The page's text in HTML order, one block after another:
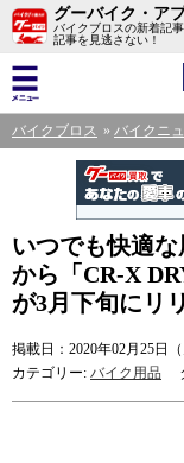
グーバイク・ア
バイクブロスの新着記
記事を見逃さない！
バイクブロス バイクニ
いつでも快適
から「CR-X
が3月下旬にリ
掲載日：2020年02月25日（
カテゴリー: バイク用品